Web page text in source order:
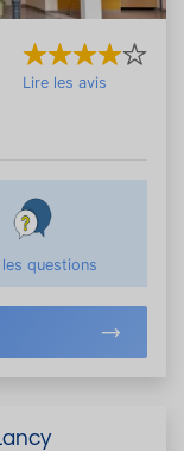
Lire les avis
questions